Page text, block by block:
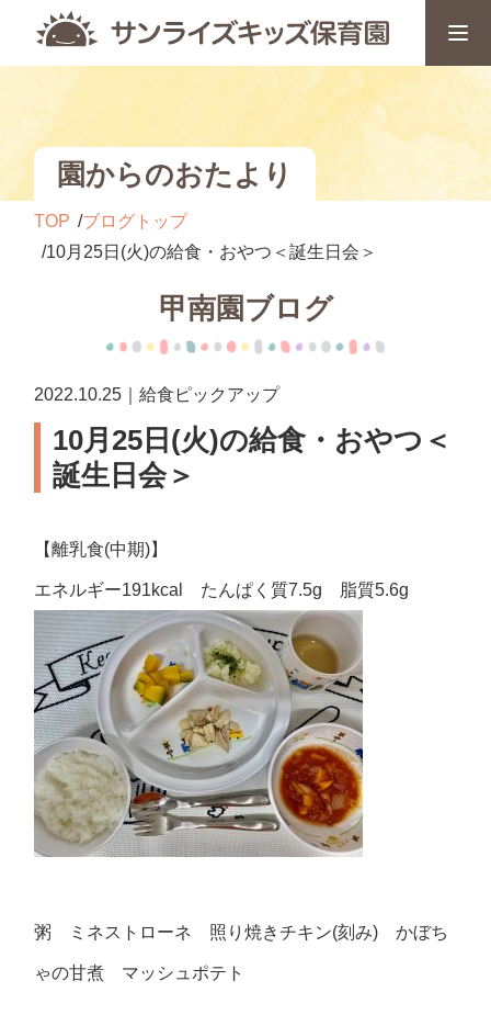
園からのおたより
TOP
ブログトップ
10月25日(火)の給食・おやつ＜誕生日会＞
甲南園ブログ
2022.10.25｜給食ピックアップ
10月25日(火)の給食・おやつ＜
誕生日会＞
【離乳食(中期)】
エネルギー191kcal たんぱく質7.5g 脂質5.6g
粥 ミネストローネ 照り焼きチキン(刻み) かぼち
ゃの甘煮 マッシュポテト